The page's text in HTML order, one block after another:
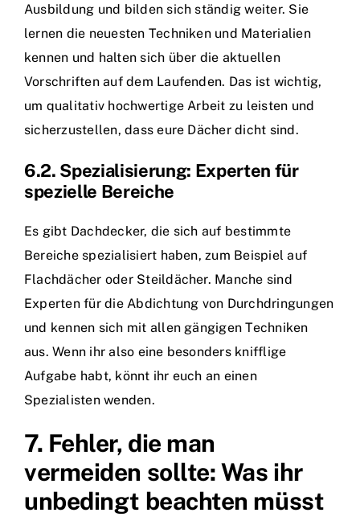
Ausbildung und bilden sich ständig weiter. Sie
lernen die neuesten Techniken und Materialien
kennen und halten sich über die aktuellen
Vorschriften auf dem Laufenden. Das ist wichtig,
um qualitativ hochwertige Arbeit zu leisten und
sicherzustellen, dass eure Dächer dicht sind.
6.2. Spezialisierung: Experten für
spezielle Bereiche
Es gibt Dachdecker, die sich auf bestimmte
Bereiche spezialisiert haben, zum Beispiel auf
Flachdächer oder Steildächer. Manche sind
Experten für die Abdichtung von Durchdringungen
und kennen sich mit allen gängigen Techniken
aus. Wenn ihr also eine besonders knifflige
Aufgabe habt, könnt ihr euch an einen
Spezialisten wenden.
7. Fehler, die man
vermeiden sollte: Was ihr
unbedingt beachten müsst